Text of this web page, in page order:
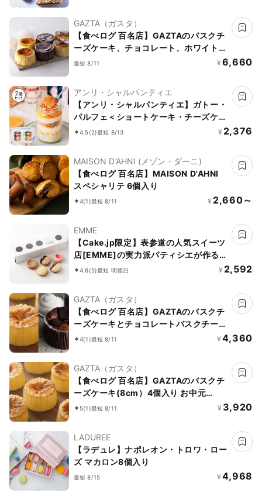
GAZTA（ガスタ）
【食べログ 百名店】GAZTAのバスクチ
ーズケーキ、チョコレート、ホワイトチ
ョコレート 3種6個セット
最短 8/11 ¥ 6,660
アンリ・シャルパンティエ
【アンリ・シャルパンティエ】ガトー・
パルフェ＜ショートケーキ・チーズケー
キ＞バースデーセット
4.5(2)最短 8/13 ¥ 2,376
MAISON D’AHNI (メゾン・ダーニ)
【食べログ 百名店】MAISON D'AHNI
スペシャリテ 6個入り
4(1)最短 8/11 ¥ 2,660～
EMME
【Cake.jp限定】表参道の人気スイーツ
店[EMME]の実力派パティシエが作る
トリュフ香るマカロンショコラバリエ
4.6(5)最短 明後日 ¥ 2,592
GAZTA（ガスタ）
【食べログ 百名店】GAZTAのバスクチ
ーズケーキとチョコレートバスクチーズ
ケーキ 2種4個セット お中元2026
4(1)最短 8/11 ¥ 4,360
GAZTA（ガスタ）
【食べログ 百名店】GAZTAのバスクチ
ーズケーキ(8cm）4個入り お中元
2026
5(1)最短 8/11 ¥ 3,920
LADUREE
【ラデュレ】ナポレオン・トロワ・ロー
ズ マカロン8個入り
最短 8/15 ¥ 4,968